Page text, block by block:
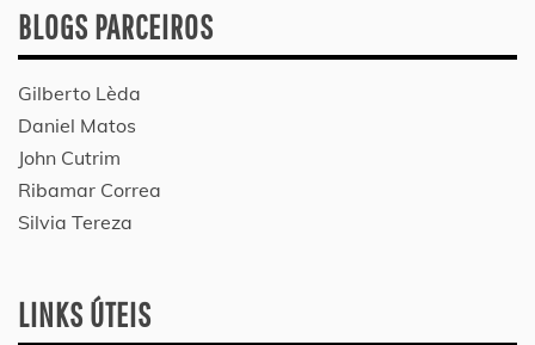
BLOGS PARCEIROS
Gilberto Lèda
Daniel Matos
John Cutrim
Ribamar Correa
Silvia Tereza
LINKS ÚTEIS